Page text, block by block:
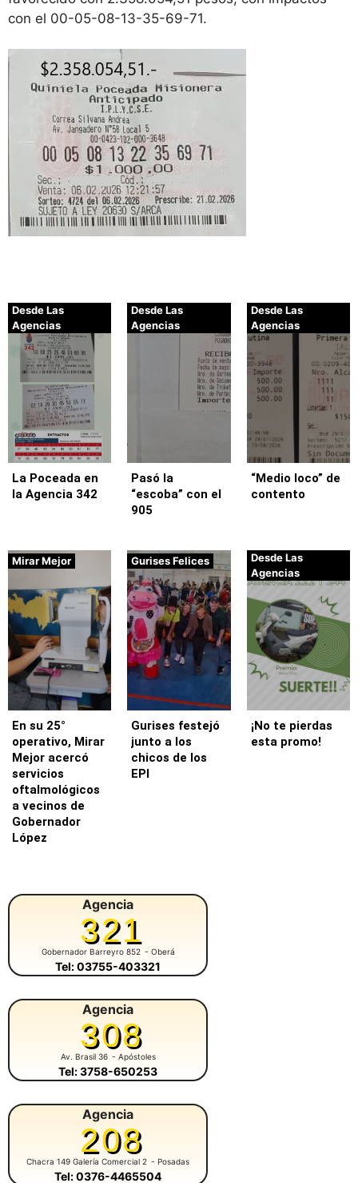
con el 00-05-08-13-35-69-71.
Desde Las
Agencias
La Poceada en
la Agencia 342
Desde Las
Agencias
Pasó la
“escoba” con el
905
Desde Las
Agencias
“Medio loco” de
contento
Mirar Mejor
En su 25°
operativo, Mirar
Mejor acercó
servicios
oftalmológicos
a vecinos de
Gobernador
López
Gurises Felices
Gurises festejó
junto a los
chicos de los
EPI
Desde Las
Agencias
¡No te pierdas
esta promo!
Agencia
321
Gobernador Barreyro 852 - Oberá
Tel: 03755-403321
Agencia
308
Av. Brasil 36 - Apóstoles
Tel: 3758-650253
Agencia
208
Chacra 149 Galería Comercial 2 - Posadas
Tel: 0376-4465504